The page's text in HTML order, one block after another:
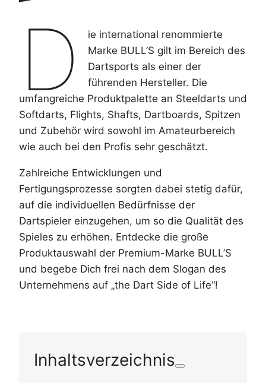
D
ie international renommierte
Marke BULL’S gilt im Bereich des
Dartsports als einer der
führenden Hersteller. Die
umfangreiche Produktpalette an Steeldarts und
Softdarts, Flights, Shafts, Dartboards, Spitzen
und Zubehör wird sowohl im Amateurbereich
wie auch bei den Profis sehr geschätzt.
Zahlreiche Entwicklungen und
Fertigungsprozesse sorgten dabei stetig dafür,
auf die individuellen Bedürfnisse der
Dartspieler einzugehen, um so die Qualität des
Spieles zu erhöhen. Entdecke die große
Produktauswahl der Premium-Marke BULL’S
und begebe Dich frei nach dem Slogan des
Unternehmens auf „the Dart Side of Life“!
Inhaltsverzeichnis